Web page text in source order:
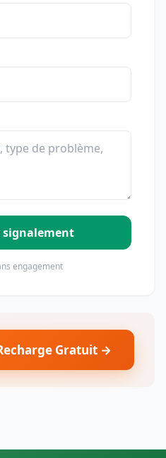
signalement
engagement
Gratuit →